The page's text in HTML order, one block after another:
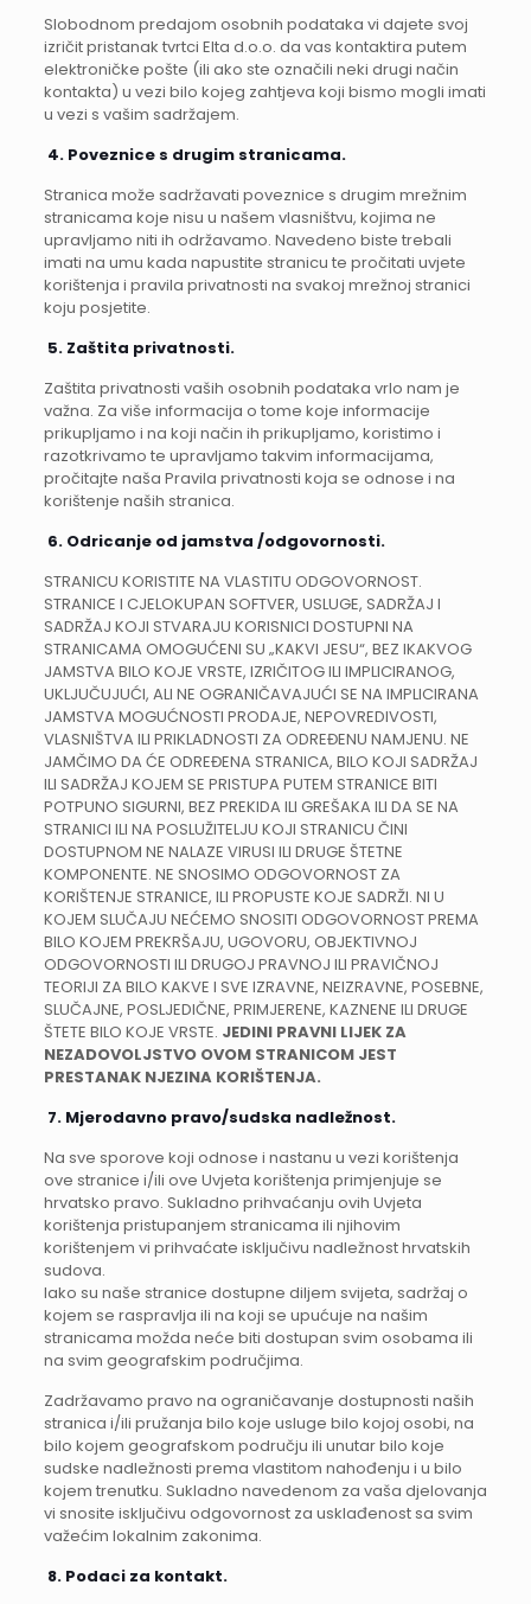
Slobodnom predajom osobnih podataka vi dajete svoj
izričit pristanak tvrtci Elta d.o.o. da vas kontaktira putem
elektroničke pošte (ili ako ste označili neki drugi način
kontakta) u vezi bilo kojeg zahtjeva koji bismo mogli imati
u vezi s vašim sadržajem.
4. Poveznice s drugim stranicama.
Stranica može sadržavati poveznice s drugim mrežnim
stranicama koje nisu u našem vlasništvu, kojima ne
upravljamo niti ih održavamo. Navedeno biste trebali
imati na umu kada napustite stranicu te pročitati uvjete
korištenja i pravila privatnosti na svakoj mrežnoj stranici
koju posjetite.
5. Zaštita privatnosti.
Zaštita privatnosti vaših osobnih podataka vrlo nam je
važna. Za više informacija o tome koje informacije
prikupljamo i na koji način ih prikupljamo, koristimo i
razotkrivamo te upravljamo takvim informacijama,
pročitajte naša Pravila privatnosti koja se odnose i na
korištenje naših stranica.
6. Odricanje od jamstva /odgovornosti.
STRANICU KORISTITE NA VLASTITU ODGOVORNOST.
STRANICE I CJELOKUPAN SOFTVER, USLUGE, SADRŽAJ I
SADRŽAJ KOJI STVARAJU KORISNICI DOSTUPNI NA
STRANICAMA OMOGUĆENI SU „KAKVI JESU“, BEZ IKAKVOG
JAMSTVA BILO KOJE VRSTE, IZRIČITOG ILI IMPLICIRANOG,
UKLJUČUJUĆI, ALI NE OGRANIČAVAJUĆI SE NA IMPLICIRANA
JAMSTVA MOGUĆNOSTI PRODAJE, NEPOVREDIVOSTI,
VLASNIŠTVA ILI PRIKLADNOSTI ZA ODREĐENU NAMJENU. NE
JAMČIMO DA ĆE ODREĐENA STRANICA, BILO KOJI SADRŽAJ
ILI SADRŽAJ KOJEM SE PRISTUPA PUTEM STRANICE BITI
POTPUNO SIGURNI, BEZ PREKIDA ILI GREŠAKA ILI DA SE NA
STRANICI ILI NA POSLUŽITELJU KOJI STRANICU ČINI
DOSTUPNOM NE NALAZE VIRUSI ILI DRUGE ŠTETNE
KOMPONENTE. NE SNOSIMO ODGOVORNOST ZA
KORIŠTENJE STRANICE, ILI PROPUSTE KOJE SADRŽI. NI U
KOJEM SLUČAJU NEĆEMO SNOSITI ODGOVORNOST PREMA
BILO KOJEM PREKRŠAJU, UGOVORU, OBJEKTIVNOJ
ODGOVORNOSTI ILI DRUGOJ PRAVNOJ ILI PRAVIČNOJ
TEORIJI ZA BILO KAKVE I SVE IZRAVNE, NEIZRAVNE, POSEBNE,
SLUČAJNE, POSLJEDIČNE, PRIMJERENE, KAZNENE ILI DRUGE
ŠTETE BILO KOJE VRSTE. JEDINI PRAVNI LIJEK ZA
NEZADOVOLJSTVO OVOM STRANICOM JEST
PRESTANAK NJEZINA KORIŠTENJA.
7. Mjerodavno pravo/sudska nadležnost.
Na sve sporove koji odnose i nastanu u vezi korištenja
ove stranice i/ili ove Uvjeta korištenja primjenjuje se
hrvatsko pravo. Sukladno prihvaćanju ovih Uvjeta
korištenja pristupanjem stranicama ili njihovim
korištenjem vi prihvaćate isključivu nadležnost hrvatskih
sudova.
Iako su naše stranice dostupne diljem svijeta, sadržaj o
kojem se raspravlja ili na koji se upućuje na našim
stranicama možda neće biti dostupan svim osobama ili
na svim geografskim područjima.
Zadržavamo pravo na ograničavanje dostupnosti naših
stranica i/ili pružanja bilo koje usluge bilo kojoj osobi, na
bilo kojem geografskom području ili unutar bilo koje
sudske nadležnosti prema vlastitom nahođenju i u bilo
kojem trenutku. Sukladno navedenom za vaša djelovanja
vi snosite isključivu odgovornost za usklađenost sa svim
važećim lokalnim zakonima.
8. Podaci za kontakt.